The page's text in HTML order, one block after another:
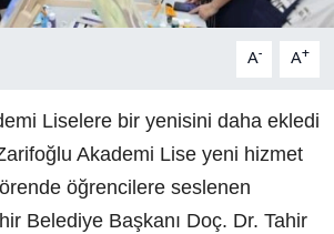
A- A+
Liselere bir yenisini daha ekledi
Akademi Lise yeni hizmet
öğrencilere seslenen
Belediye Başkanı Doç. Dr. Tahir